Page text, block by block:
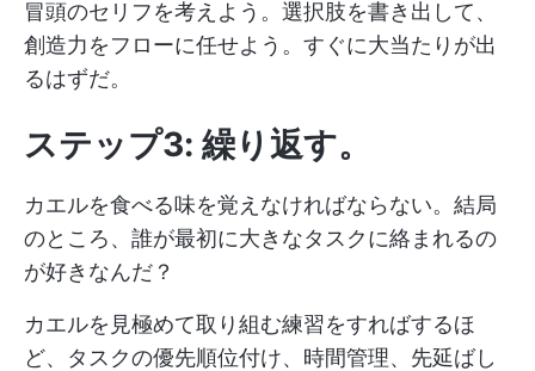
冒頭のセリフを考えよう。選択肢を書き出して、
創造力をフローに任せよう。すぐに大当たりが出
るはずだ。
ステップ3: 繰り返す。
カエルを食べる味を覚えなければならない。結局
のところ、誰が最初に大きなタスクに絡まれるの
が好きなんだ？
カエルを見極めて取り組む練習をすればするほ
ど、タスクの優先順位付け、時間管理、先延ばし